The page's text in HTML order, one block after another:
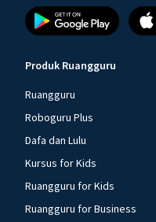
Produk Ruangguru
Ruangguru
Roboguru Plus
Dafa dan Lulu
Kursus for Kids
Ruangguru for Kids
Ruangguru for Business